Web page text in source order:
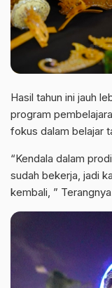
Hasil tahun ini jauh
program
fokus dalam belajar
“Kendala dalam
sudah bekerja, jadi
kembali, ”